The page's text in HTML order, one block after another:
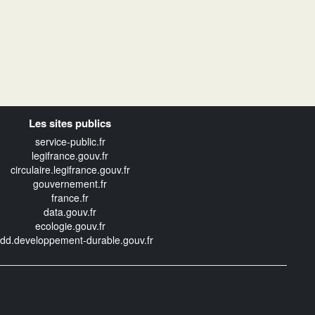
Les sites publics
service-public.fr
legifrance.gouv.fr
circulaire.legifrance.gouv.fr
gouvernement.fr
france.fr
data.gouv.fr
ecologie.gouv.fr
durable.gouv.fr